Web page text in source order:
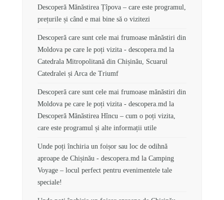
Descoperă Mănăstirea Țîpova – care este programul,
prețurile și când e mai bine să o vizitezi
Descoperă care sunt cele mai frumoase mănăstiri din
Moldova pe care le poți vizita - descopera.md la
Catedrala Mitropolitană din Chișinău, Scuarul
Catedralei și Arca de Triumf
Descoperă care sunt cele mai frumoase mănăstiri din
Moldova pe care le poți vizita - descopera.md la
Descoperă Mănăstirea Hîncu – cum o poți vizita,
care este programul și alte informații utile
Unde poți închiria un foișor sau loc de odihnă
aproape de Chișinău - descopera.md la Camping
Voyage – locul perfect pentru evenimentele tale
speciale!